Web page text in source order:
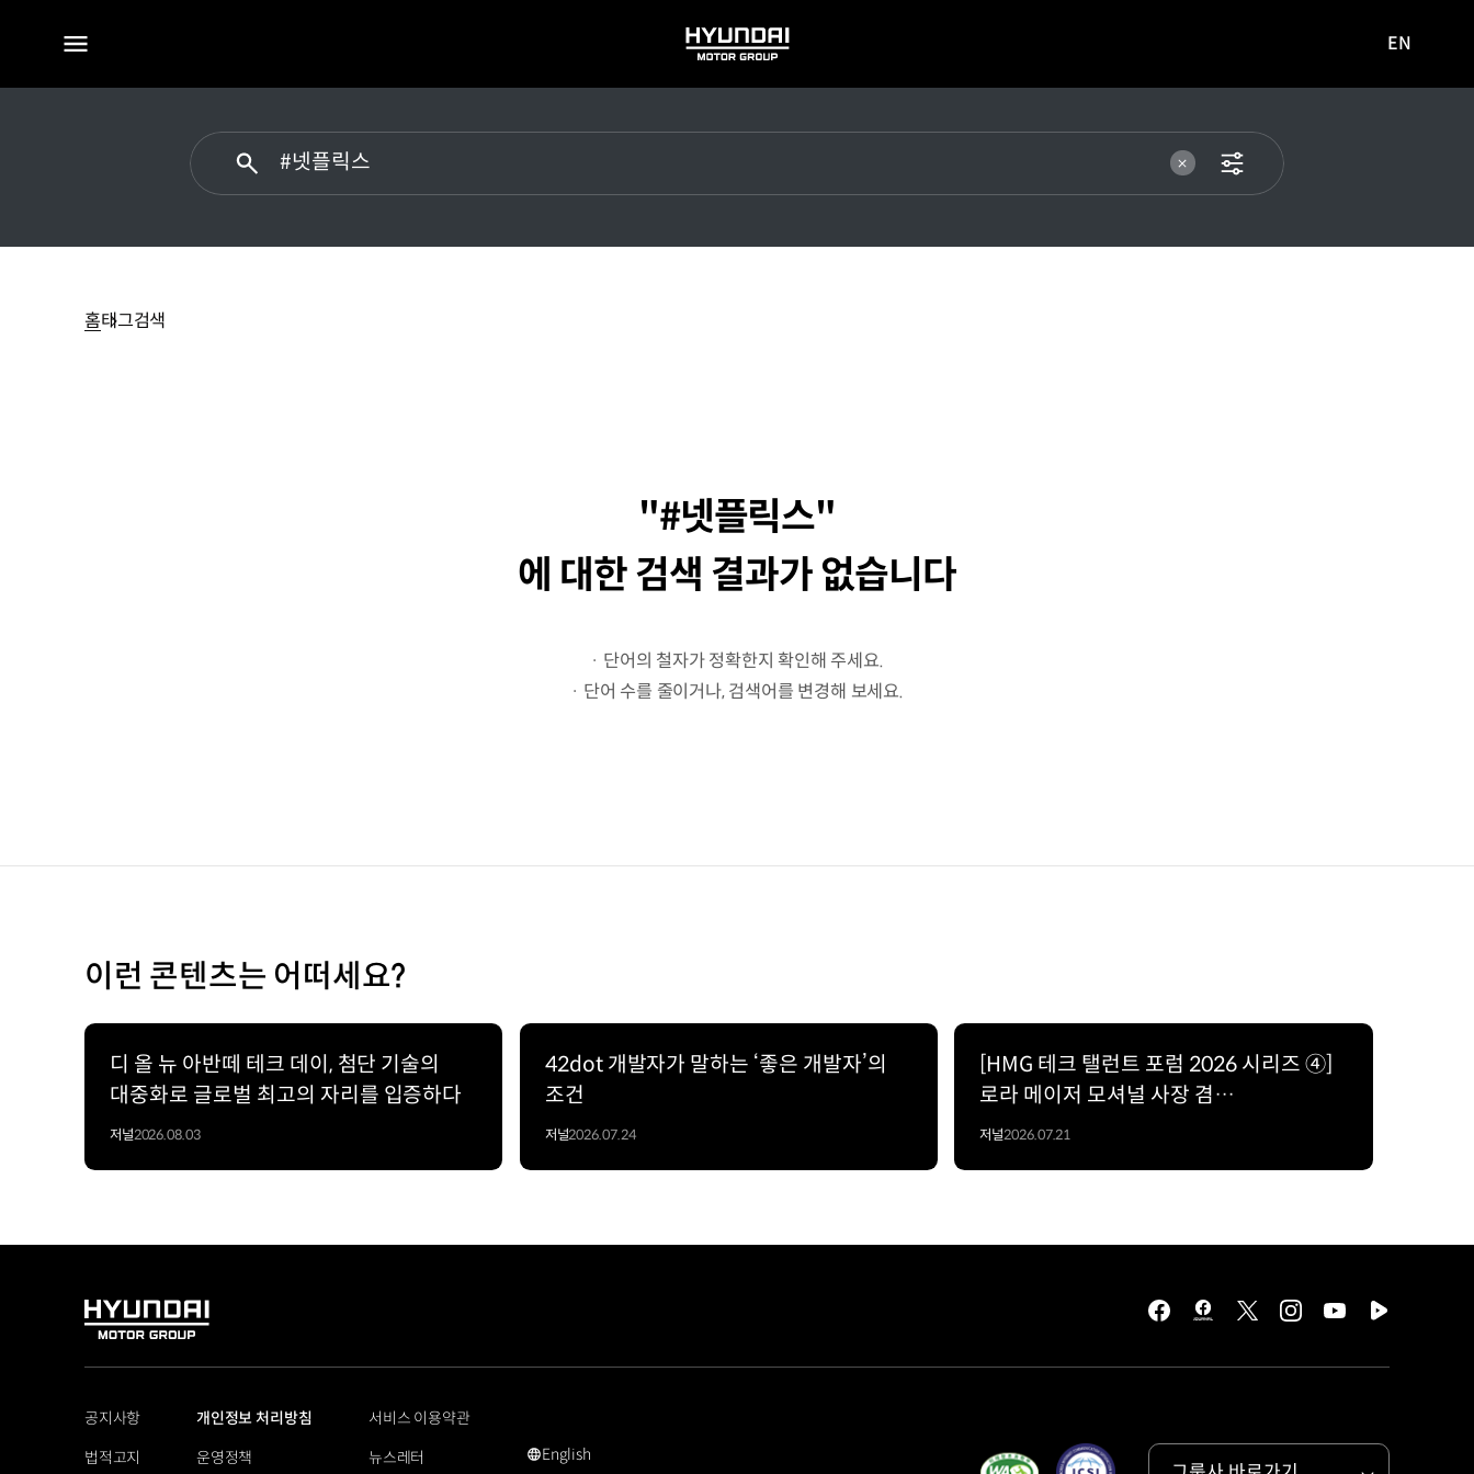
전체
HYUNDAI
MOTOR
사이트로
EN
홈태그검색
#넷플릭스
에 대한 검색 결과가 없습니다
· 단어의 철자가 정확한지 확인해 주세요.
· 단어 수를 줄이거나, 검색어를 변경해 보세요.
이런 콘텐츠는 어떠세요?
디 올 뉴 아반떼 테크 데이, 첨단 기술의
대중화로 글로벌 최고의 자리를 입증하다
저널2026.08.03
42dot 개발자가 말하는 ‘좋은 개발자’의
조건
저널2026.07.24
[HMG 테크 탤런트 포럼 2026 시리즈 ④]
로라 메이저 모셔널 사장 겸
CEO(President & CEO); 레벨 4 자율주행
저널2026.07.21
HYUNDAI
GROUP
facebook
hmg
facebook
twitterinstagramyoutubenaver
공지사항 개인정보 처리방침
서비스 이용약관
법적고지
운영정책 뉴스레터 #
English